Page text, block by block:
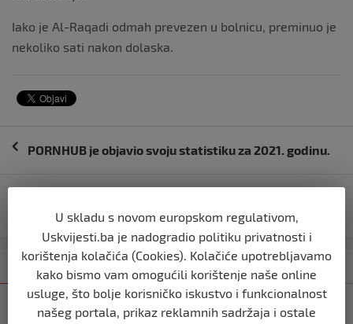
Iako je Al-Raqadi odmah prevezen u bolnicu, preminuo je
nekoliko sati nakon dolaska.
Navigacija
PORNHUB je objavio svoju statistiku za 2021. godinu.
pobjede protiv Torina
Kategorija Najnovije Najčitanije
NOGOMET
U skladu s novom europskom regulativom,
Uskvijesti.ba je nadogradio politiku privatnosti i
korištenja kolačića (Cookies). Kolačiće upotrebljavamo
kako bismo vam omogućili korištenje naše online
usluge, što bolje korisničko iskustvo i funkcionalnost
našeg portala, prikaz reklamnih sadržaja i ostale